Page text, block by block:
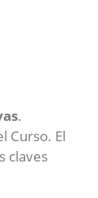
.
Curso. El
claves